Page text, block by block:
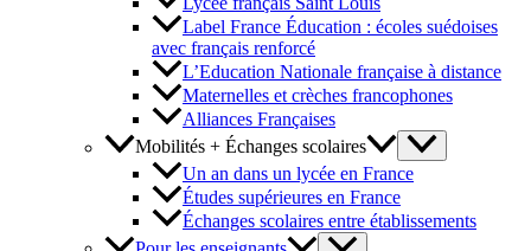
Label France Éducation : écoles suédoises
avec français renforcé
L’Education Nationale française à distance
Maternelles et crèches francophones
Alliances Françaises
Mobilités + Échanges scolaires
Un an dans un lycée en France
Études supérieures en France
Échanges scolaires entre établissements